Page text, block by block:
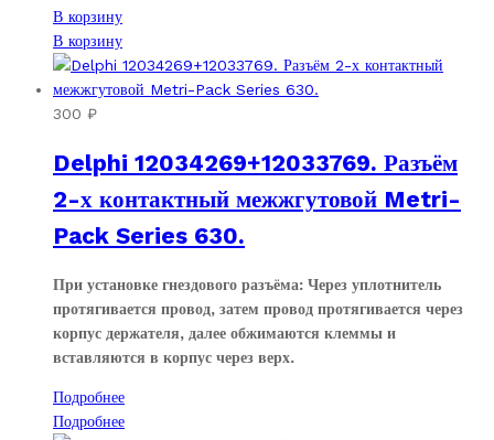
В корзину
В корзину
300 ₽
Delphi 12034269+12033769. Разъём
2-х контактный межжгутовой Metri-
Pack Series 630.
При установке гнездового разъёма: Через уплотнитель
протягивается провод, затем провод протягивается через
корпус держателя, далее обжимаются клеммы и
вставляются в корпус через верх.
Подробнее
Подробнее